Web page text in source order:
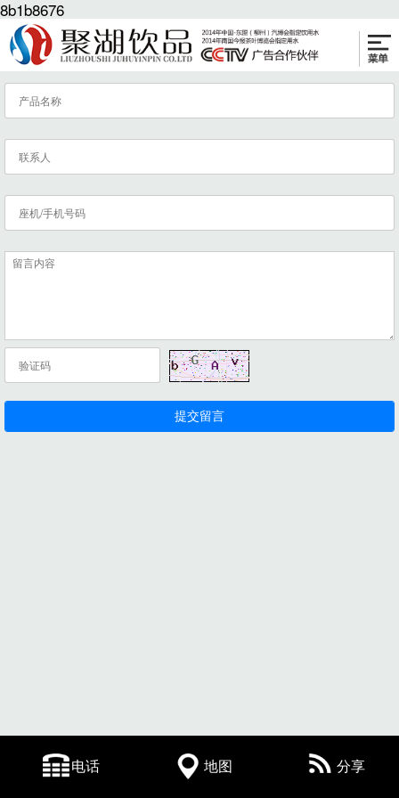
8b1b8676
电话 地图 分享